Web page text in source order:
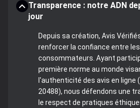
Transparence : notre ADN
jour
Depuis sa création, Avis
renforcer la confiance entre
consommateurs. Ayant
première norme au monde
l'authenticité des avis en ligne
20488), nous défendons une
le respect de pratiques